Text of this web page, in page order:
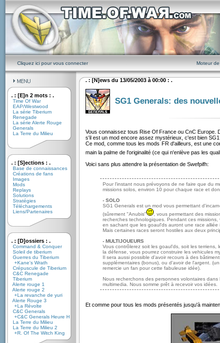
Cliquez ici pour vous connecter Moteur
. : [E]n 2 mots : .
Time Of War
EAP/Westwood
La série Tiberium
Renegade
La série Alerte Rouge
Generals
La Terre du Milieu
. : [S]ections : .
Base de connaissances
Créations de fans
Images
Mods
Replays
Solutions
Stratégies
Téléchargements
Liens/Partenaires
. : [D]ossiers : .
Command & Conquer
Soleil de tiberium
Guerres du Tiberium
+Kane's Wrath
Crépuscule de Tiberium
C&C Renegade
Tiberium
Alerte rouge 1
Alerte rouge 2
+La revanche de yuri
Alerte Rouge 3
+La Révolte
C&C Generals
+C&C Generals Heure H
La Terre du Milieu
La Terre du Milieu 2
+R. Of The Witch King
. : [N]ews du 13/05/2003 à 00:00 : .
SG1 Generals: des
Vous connaissez tous Rise Of France ou CnC
s'il est un mod encore assez mystérieux, c'est bien
Ce mod, comme tous les mods FR d'ailleurs, est une
main la palme de l'originalité (ce qui n'enlève pas les
Voici sans plus attendre la présentation de Swefpifh:
Pour l'instant nous prévoyons de ne faire que du
missions solos, environ 10 pour chaque race et
- SOLO
SG1 Generals est un mod vous permettant
(sûrement "Anubis"
, vous permettant des
recherches technologiques. Pendant ces
en sachant que les goaul'ds auront une race
Mais certaines races seront hostiles aux deux
- MULTIJOUEURS
Vous contrôlerez soit les goaul'ds, soit les
la défense, vous pourrez construire les vehicules
Il sera aussi possible d'avoir recours à des
supplémentaires (bonus), ou d'avoir de l'argent.
remercie un fan pour cette fabuleuse idée).
Nous recherchons des personnes volontaires
multimedia. Nous somme prêt à recevoir vos idées.
Et comme pour tous les mods présentés jusqu'à